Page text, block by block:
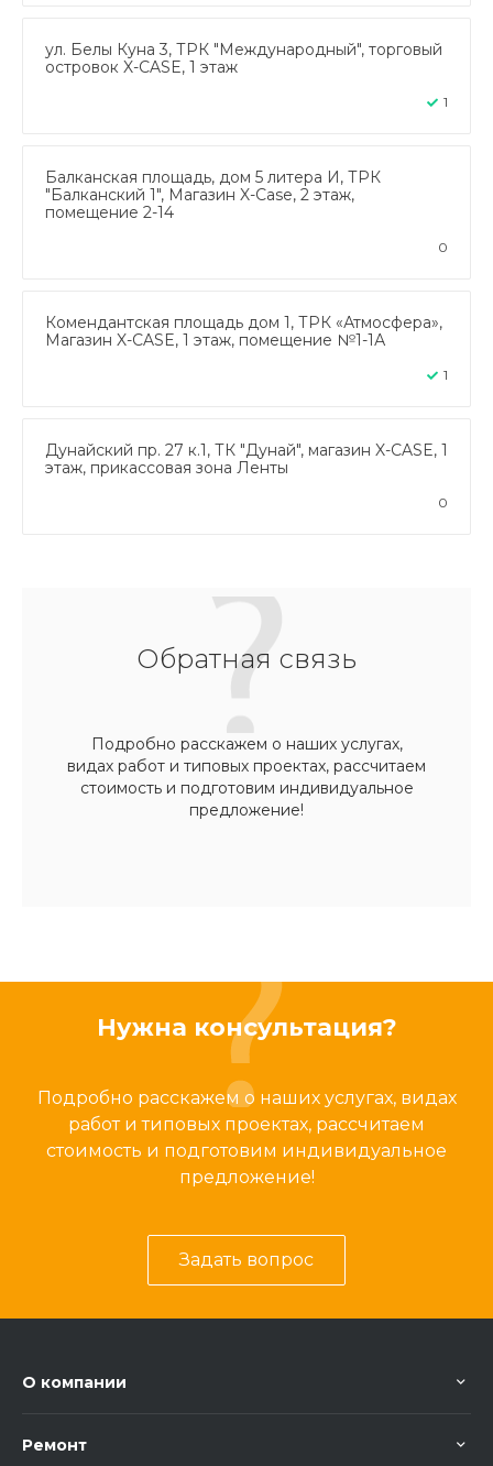
ул. Белы Куна 3, ТРК "Международный", торговый
островок X-CASE, 1 этаж
1
Балканская площадь, дом 5 литера И, ТРК
"Балканский 1", Магазин X-Case, 2 этаж,
помещение 2-14
0
Комендантская площадь дом 1, ТРК «Атмосфера»,
Магазин X-CASE, 1 этаж, помещение №1-1А
1
Дунайский пр. 27 к.1, ТК "Дунай", магазин X-CASE, 1
этаж, прикассовая зона Ленты
0
Обратная связь
Подробно расскажем о наших услугах,
видах работ и типовых проектах, рассчитаем
стоимость и подготовим индивидуальное
предложение!
Нужна консультация?
Подробно расскажем о наших услугах, видах
работ и типовых проектах, рассчитаем
стоимость и подготовим индивидуальное
предложение!
Задать вопрос
О компании
Ремонт